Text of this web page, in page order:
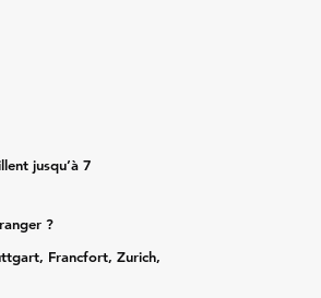
jusqu’à 7
?
Francfort, Zurich,